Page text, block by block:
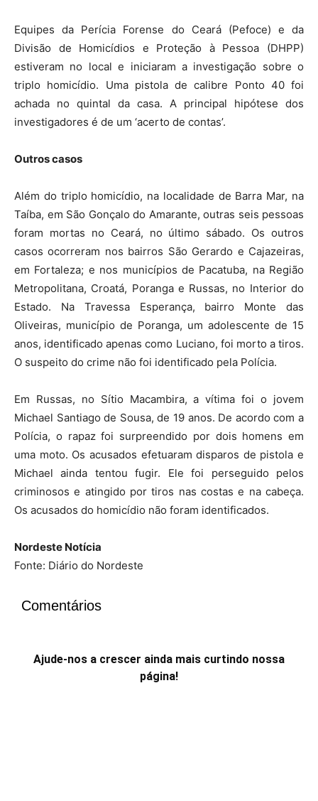
Equipes da Perícia Forense do Ceará (Pefoce) e da
Divisão de Homicídios e Proteção à Pessoa (DHPP)
estiveram no local e iniciaram a investigação sobre o
triplo homicídio. Uma pistola de calibre Ponto 40 foi
achada no quintal da casa. A principal hipótese dos
investigadores é de um ‘acerto de contas’.
Outros casos
Além do triplo homicídio, na localidade de Barra Mar, na
Taíba, em São Gonçalo do Amarante, outras seis pessoas
foram mortas no Ceará, no último sábado. Os outros
casos ocorreram nos bairros São Gerardo e Cajazeiras,
em Fortaleza; e nos municípios de Pacatuba, na Região
Metropolitana, Croatá, Poranga e Russas, no Interior do
Estado. Na Travessa Esperança, bairro Monte das
Oliveiras, município de Poranga, um adolescente de 15
anos, identificado apenas como Luciano, foi morto a tiros.
O suspeito do crime não foi identificado pela Polícia.
Em Russas, no Sítio Macambira, a vítima foi o jovem
Michael Santiago de Sousa, de 19 anos. De acordo com a
Polícia, o rapaz foi surpreendido por dois homens em
uma moto. Os acusados efetuaram disparos de pistola e
Michael ainda tentou fugir. Ele foi perseguido pelos
criminosos e atingido por tiros nas costas e na cabeça.
Os acusados do homicídio não foram identificados.
Nordeste Notícia
Fonte: Diário do Nordeste
Comentários
Ajude-nos a crescer ainda mais curtindo nossa
página!